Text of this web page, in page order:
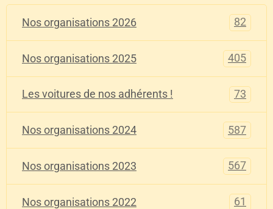
Nos organisations 2026 82
Nos organisations 2025 405
Les voitures de nos adhérents ! 73
Nos organisations 2024 587
Nos organisations 2023 567
Nos organisations 2022 61